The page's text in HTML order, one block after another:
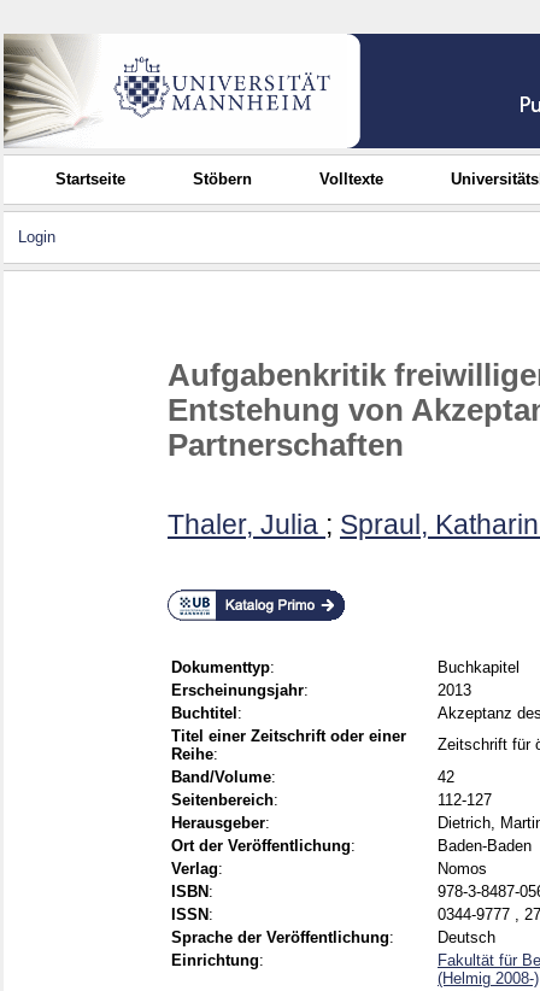
Startseite Stöbern Volltexte
Login
Aufgabenkritik
Entstehung von
Partnerschaften
Thaler, Julia ; Spraul,
Dokumenttyp:
Buchkapitel
Erscheinungsjahr:
2013
Buchtitel :
Akzeptanz
Titel einer Zeitschrift oder einer
Reihe:
Zeitschrift für
Band/Volume:
42
Seitenbereich:
112-127
Herausgeber:
Dietrich,
Ort der Veröffentlichung:
Baden-Baden
Verlag:
Nomos
ISBN :
978-3-8487-
ISSN :
0344-9777 ,
Sprache der Veröffentlichung:
Deutsch
Einrichtung:
Fakultät für
(Helmig 2008-)